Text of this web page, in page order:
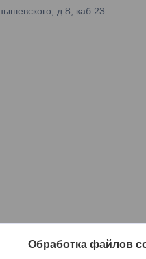
д.8, каб.23
Обработка файлов